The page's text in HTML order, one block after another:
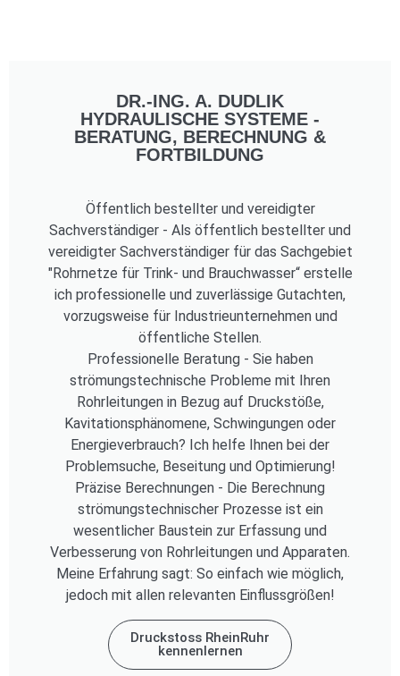
DR.-ING. A. DUDLIK
HYDRAULISCHE SYSTEME -
BERATUNG, BERECHNUNG &
FORTBILDUNG
Öffentlich bestellter und vereidigter
Sachverständiger - Als öffentlich bestellter und
vereidigter Sachverständiger für das Sachgebiet
"Rohrnetze für Trink- und Brauchwasser“ erstelle
ich professionelle und zuverlässige Gutachten,
vorzugsweise für Industrieunternehmen und
öffentliche Stellen.
Professionelle Beratung - Sie haben
strömungstechnische Probleme mit Ihren
Rohrleitungen in Bezug auf Druckstöße,
Kavitationsphänomene, Schwingungen oder
Energieverbrauch? Ich helfe Ihnen bei der
Problemsuche, Beseitung und Optimierung!
Präzise Berechnungen - Die Berechnung
strömungstechnischer Prozesse ist ein
wesentlicher Baustein zur Erfassung und
Verbesserung von Rohrleitungen und Apparaten.
Meine Erfahrung sagt: So einfach wie möglich,
jedoch mit allen relevanten Einflussgrößen!
Druckstoss RheinRuhr
kennenlernen